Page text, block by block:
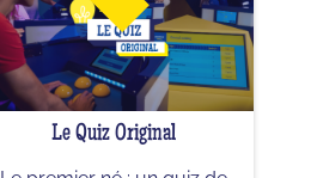
Le Quiz Original